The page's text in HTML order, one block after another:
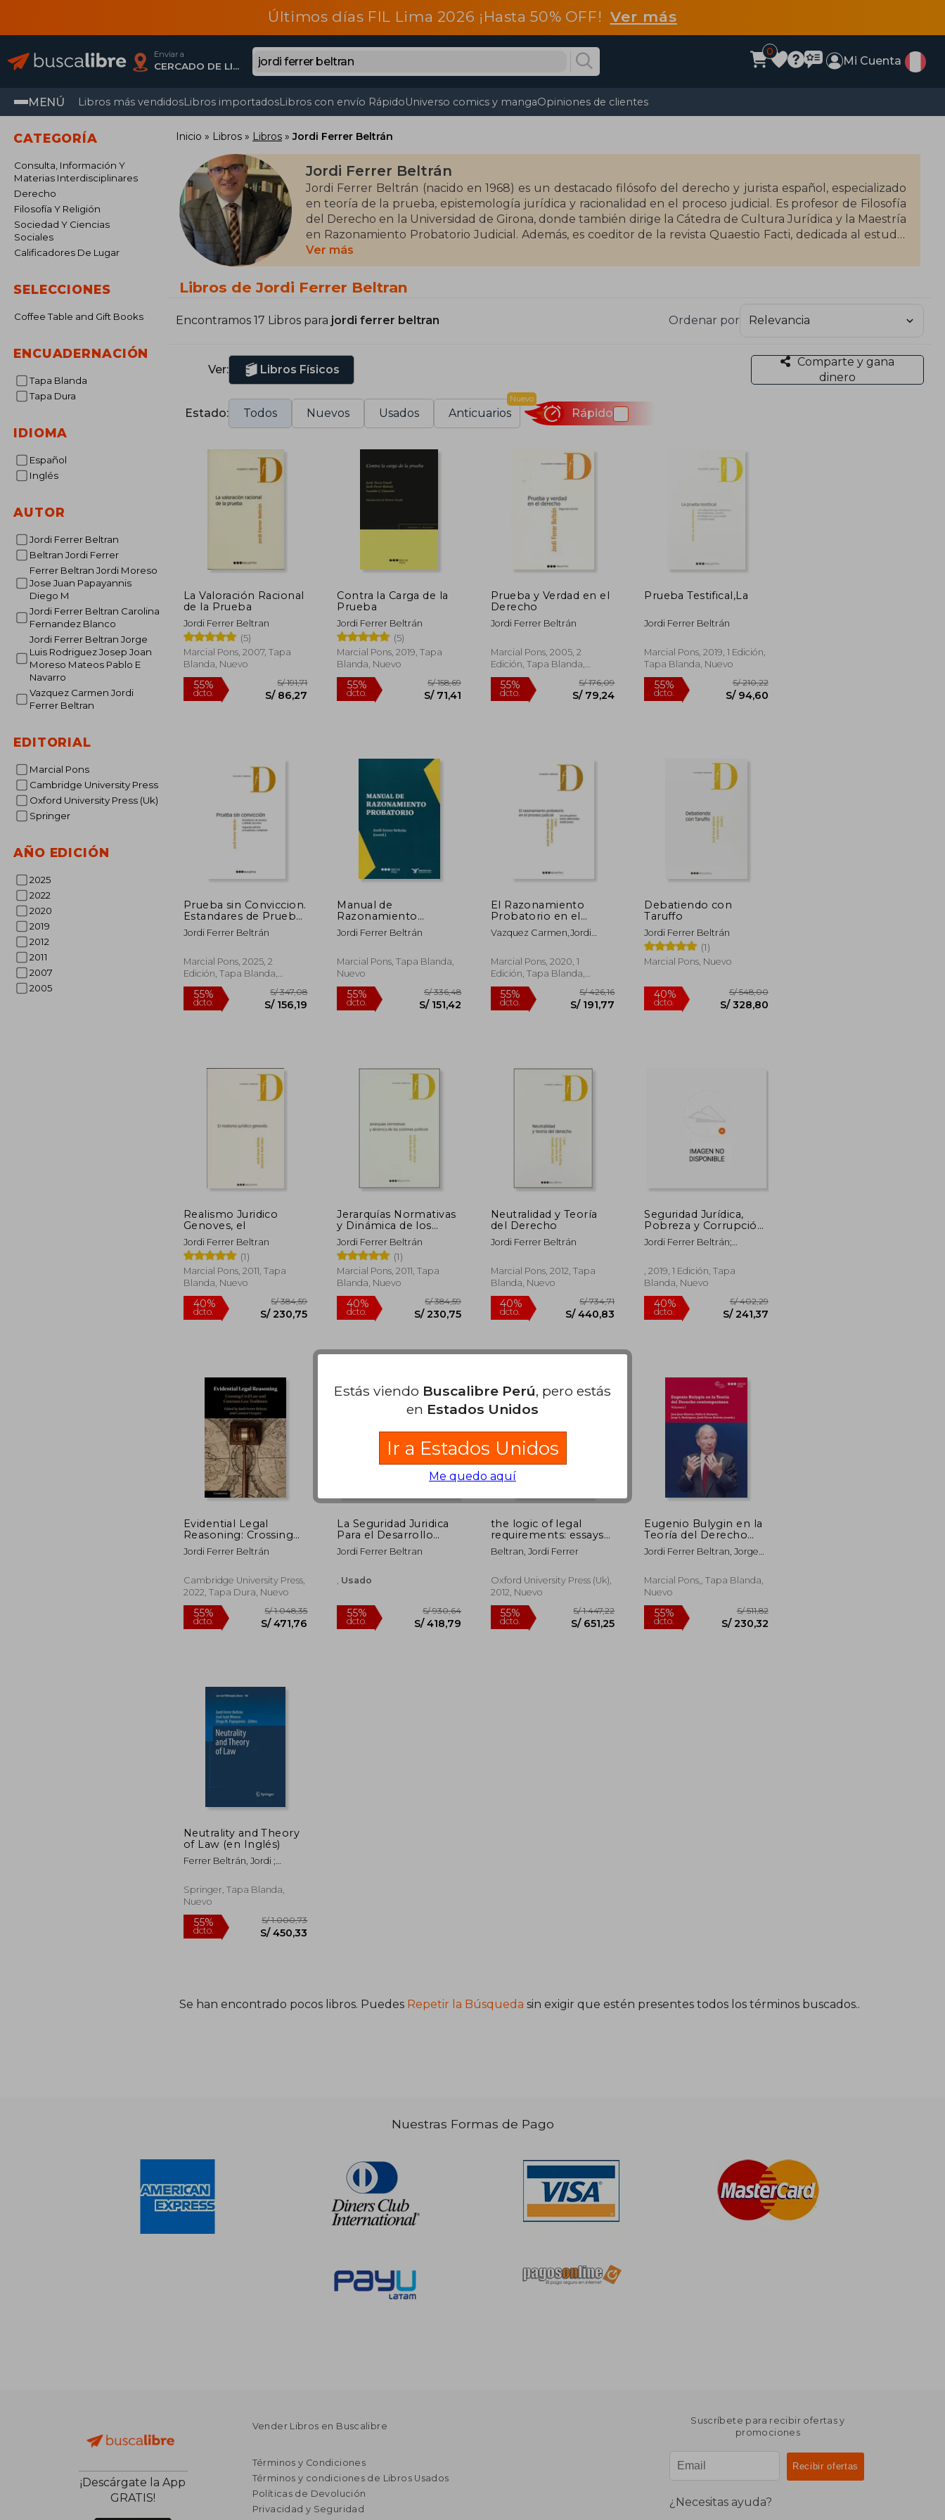
Últimos días FIL Lima 2026 ¡Hasta 50% OFF! Ver más
Enviar a
CERCADO DE LIMA, Lima
0
Mi Cuenta
MENÚ Libros más vendidosLibros importadosLibros con envío RápidoUniverso comics y mangaOpiniones de clientes
CATEGORÍA
Consulta, Información Y
Materias Interdisciplinares
Derecho
Filosofía Y Religión
Sociedad Y Ciencias
Sociales
Calificadores De Lugar
SELECCIONES
Coffee Table and Gift Books
ENCUADERNACIÓN
Tapa Blanda
Tapa Dura
IDIOMA
Español
Inglés
AUTOR
Jordi Ferrer Beltran
Beltran Jordi Ferrer
Ferrer Beltran Jordi Moreso
Jose Juan Papayannis
Diego M
Jordi Ferrer Beltran Carolina
Fernandez Blanco
Jordi Ferrer Beltran Jorge
Luis Rodriguez Josep Joan
Moreso Mateos Pablo E
Navarro
Vazquez Carmen Jordi
Ferrer Beltran
EDITORIAL
Marcial Pons
Cambridge University Press
Oxford University Press (Uk)
Springer
AÑO EDICIÓN
2025
2022
2020
2019
2012
2011
2007
2005
Inicio Libros Libros Jordi Ferrer Beltrán
Jordi Ferrer Beltrán
Jordi Ferrer Beltrán (nacido en 1968) es un destacado filósofo del derecho y jurista español, especializado
en teoría de la prueba, epistemología jurídica y racionalidad en el proceso judicial. Es profesor de Filosofía
del Derecho en la Universidad de Girona, donde también dirige la Cátedra de Cultura Jurídica y la Maestría
en Razonamiento Probatorio Judicial. Además, es coeditor de la revista Quaestio Facti, dedicada al estudio
interdisciplinario de la prueba en el derecho.
Ver más
Libros de Jordi Ferrer Beltran
Encontramos 17 Libros para jordi ferrer beltran Ordenar por
Ver: Libros Físicos
Comparte y gana
dinero
Estado: Todos Nuevos Usados Anticuarios
Nuevo
Rápido
La Valoración Racional
de la Prueba
Jordi Ferrer Beltran
(5)
Marcial Pons, 2007, Tapa
Blanda, Nuevo
Contra la Carga de la
Prueba
Jordi Ferrer Beltrán
(5)
Marcial Pons, 2019, Tapa
Blanda, Nuevo
55%
Prueba y Verdad en el
Derecho
Jordi Ferrer Beltrán
Marcial Pons, 2005, 2
Edición, Tapa Blanda,
Nuevo
55%
dcto.
Prueba Testifical,La
Jordi Ferrer Beltrán
Marcial Pons, 2019, 1 Edición,
Tapa Blanda, Nuevo
55%
dcto.
Prueba sin Conviccion.
Estandares de Prueba
y Debido Proceso
(2Ed. )
Jordi Ferrer Beltrán
Marcial Pons, 2025, 2
Edición, Tapa Blanda,
Nuevo
Manual de
Razonamiento
Probatorio
Jordi Ferrer Beltrán
Marcial Pons, Tapa Blanda,
Nuevo
El Razonamiento
Probatorio en el
Proceso Judicial
Vazquez Carmen,Jordi
Marcial Pons, 2020, 1
Edición, Tapa Blanda,
Nuevo
55%
Debatiendo con
Taruffo
Jordi Ferrer Beltrán
(1)
Marcial Pons, Nuevo
Realismo Juridico
Genoves, el
Jordi Ferrer Beltran
(1)
Marcial Pons, 2011, Tapa
Blanda, Nuevo
40%
dcto.
Jerarquías Normativas
y Dinámica de los
Sistemas Jurídicos
Jordi Ferrer Beltrán
(1)
Marcial Pons, 2011, Tapa
Blanda, Nuevo
40%
dcto.
S/ 384,59
Neutralidad y Teoría
del Derecho
Jordi Ferrer Beltrán
Marcial Pons, 2012, Tapa
Blanda, Nuevo
40%
dcto.
Seguridad Jurídica,
Pobreza y Corrupción
en Iberoamérica
Jordi Ferrer Beltrán;
, 2019, 1 Edición, Tapa
Blanda, Nuevo
dcto.
Evidential Legal
Reasoning: Crossing
Civil law and Common
law Traditions (en
Jordi Ferrer Beltrán
Cambridge University Press,
2022, Tapa Dura, Nuevo
La Seguridad Juridica
Para el Desarrollo
Humano: Desafios en
Iberoamerica
Jordi Ferrer Beltran
Usado
the logic of legal
requirements: essays
on defeasibility (en
Inglés)
Beltran, Jordi Ferrer
Oxford University Press (uk),
2012, Nuevo
Eugenio Bulygin en la
Teoría del Derecho
Contemporánea.
Volumen i
Jordi Ferrer Beltran, Jorge
Moreso Mateos, Pablo E.
Navarro
Marcial Pons,, Tapa Blanda,
Nuevo
Neutrality and Theory
of Law (en Inglés)
Ferrer Beltrán, Jordi ;
Papayannis, Diego M.
Springer, Tapa Blanda,
Nuevo
Se han encontrado pocos libros. Puedes Repetir la Búsqueda sin exigir que estén presentes todos los términos buscados..
Nuestras Formas de Pago
¡Descárgate la App
GRATIS!
Vender Libros en Buscalibre
Términos y Condiciones
Términos y condiciones de Libros Usados
Políticas de Devolución
Privacidad y Seguridad
Suscríbete para recibir ofertas y
promociones
¿Necesitas ayuda?
Estás viendo Buscalibre Perú, pero estás
en Estados Unidos
Ir a Estados Unidos
Me quedo aquí